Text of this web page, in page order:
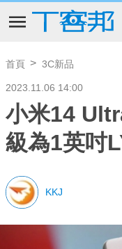
首頁 3C新品
2023.11.06 14:00
小米14
級為1英吋
KKJ